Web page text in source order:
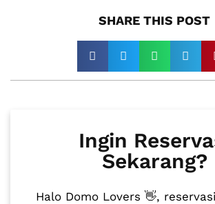
SHARE THIS POST​
Ingin
Sekarang?
Halo Domo Lovers 👋,